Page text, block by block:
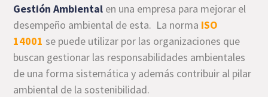
Gestión Ambiental en una empresa para mejorar el
desempeño ambiental de esta. La norma ISO
14001 se puede utilizar por las organizaciones que
buscan gestionar las responsabilidades ambientales
de una forma sistemática y además contribuir al pilar
ambiental de la sostenibilidad.